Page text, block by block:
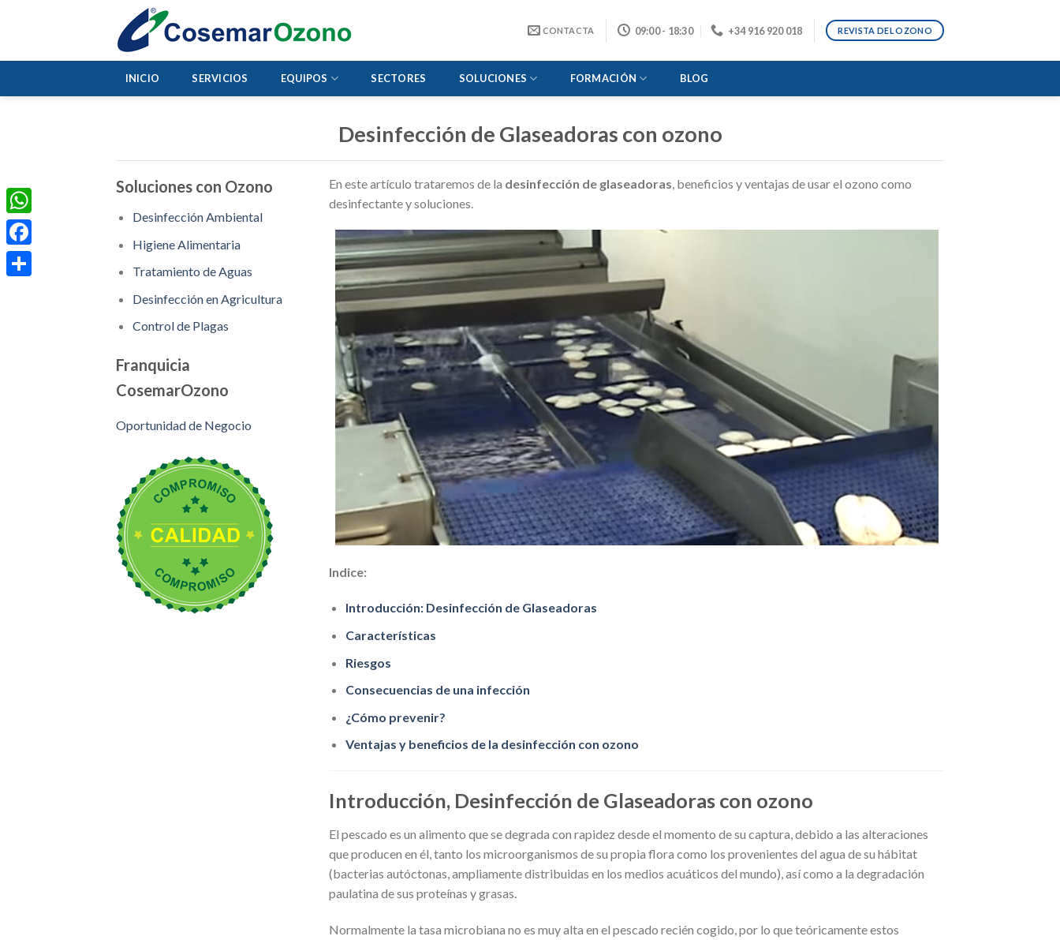
CONTACTA 09:00 - 18:30 +34 916 920 018 REVISTA DEL OZONO
INICIO SERVICIOS EQUIPOS SECTORES SOLUCIONES FORMACIÓN BLOG
Desinfección de Glaseadoras con ozono
Soluciones con Ozono
Desinfección Ambiental
Higiene Alimentaria
Tratamiento de Aguas
Desinfección en Agricultura
Control de Plagas
Franquicia
CosemarOzono
Oportunidad de Negocio
En este artículo trataremos de la desinfección de glaseadoras, beneficios y ventajas de usar el ozono como
desinfectante y soluciones.
Indice:
Introducción: Desinfección de Glaseadoras
Características
Riesgos
Consecuencias de una infección
¿Cómo prevenir?
Ventajas y beneficios de la desinfección con ozono
Introducción, Desinfección de Glaseadoras con ozono
El pescado es un alimento que se degrada con rapidez desde el momento de su captura, debido a las alteraciones
que producen en él, tanto los microorganismos de su propia flora como los provenientes del agua de su hábitat
(bacterias autóctonas, ampliamente distribuidas en los medios acuáticos del mundo), así como a la degradación
paulatina de sus proteínas y grasas.
Normalmente la tasa microbiana no es muy alta en el pescado recién cogido, por lo que teóricamente estos
WhatsApp
Facebook